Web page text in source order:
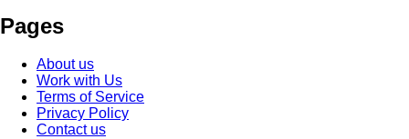
Pages
About us
Work with Us
Terms of Service
Privacy Policy
Contact us